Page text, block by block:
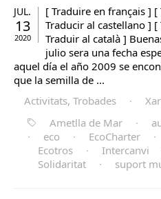
JUL.
13
2020
[ Traduire en français ]
Traducir al castellano ]
Traduir al català ]
julio sera una fecha
aquel día el año 2009 se
que la semilla de ...
Activitats, Trobades ·
Ametlla de Mar
·
·
eco · EcoCharter ·
Ecotros
· Intercanvi
Solidaritat
· suport